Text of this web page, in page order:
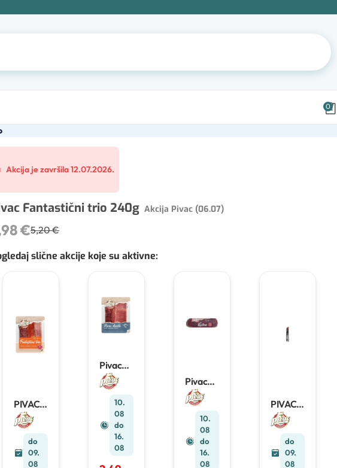
0
Akcija je završila 12.07.2026.
Fantastični trio 240g Akcija Pivac (06.07)
€5,20 €
slične akcije koje su aktivne:
PIVAC
Fantasti
čni trio
240g
do
09.
08
Pivac
Dueto
100g
10.
08
do
16.
08
Pivac
Kulen
300g
10.
08
do
16.
08
PIVAC
Nostalg
ična
330g
do
09.
08